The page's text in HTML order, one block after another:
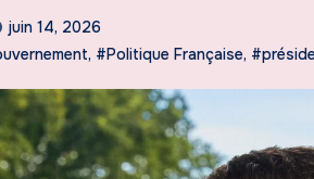
juin 14, 2026
, #Politique Française,